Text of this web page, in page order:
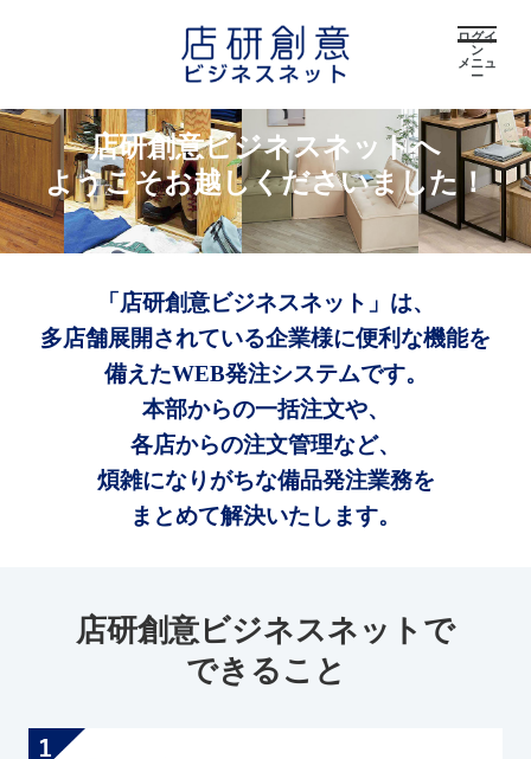
ログイ
ン
メニュ
ー
店研創意ビジネスネットへ
ようこそお越しくださいました！
「店研創意ビジネスネット」は、
多店舗展開されている企業様に便利な機能を
備えたWEB発注システムです。
本部からの一括注文や、
各店からの注文管理など、
煩雑になりがちな備品発注業務を
まとめて解決いたします。
店研創意ビジネスネットで
できること